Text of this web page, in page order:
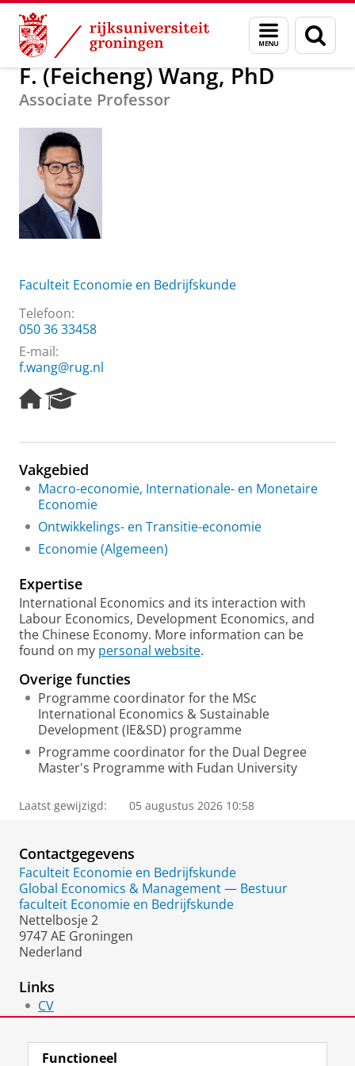
Skip
Content
Skip
Navigation
Menu
en
zoeken
Over ons F. (Feicheng) Wang, PhD
F. (Feicheng) Wang, PhD
Associate Professor
Faculteit Economie en Bedrijfskunde
Telefoon:
050 36 33458
E-mail:
f.wang@rug.nl
H
o
e
a
g
e
e
r
c
h
P
r
a
l
Vakgebied
Macro-economie, Internationale- en Monetaire
Economie
Ontwikkelings- en Transitie-economie
Economie (Algemeen)
Expertise
International Economics and its interaction with
Labour Economics, Development Economics, and
the Chinese Economy. More information can be
found on my personal website.
Overige functies
Programme coordinator for the MSc
International Economics & Sustainable
Development (IE&SD) programme
Programme coordinator for the Dual Degree
Master's Programme with Fudan University
Laatst gewijzigd: 05 augustus 2026 10:58
Contactgegevens
Faculteit Economie en Bedrijfskunde
Global Economics & Management — Bestuur
faculteit Economie en Bedrijfskunde
Nettelbosje 2
9747 AE Groningen
Nederland
Links
CV
Functioneel